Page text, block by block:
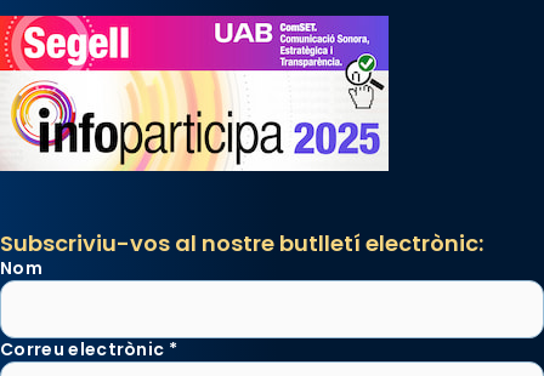
Subscriviu-vos al nostre butlletí electrònic:
Nom
Correu electrònic *